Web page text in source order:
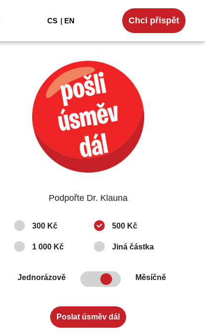
CS EN Chci přispět
Podpořte Dr. Klauna
300 Kč 500 Kč
1 000 Kč Jiná částka
Jednorázově Měsíčně